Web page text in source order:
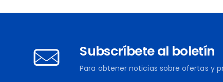
Subscríbete al boletín
Para obtener noticias sobre ofertas y